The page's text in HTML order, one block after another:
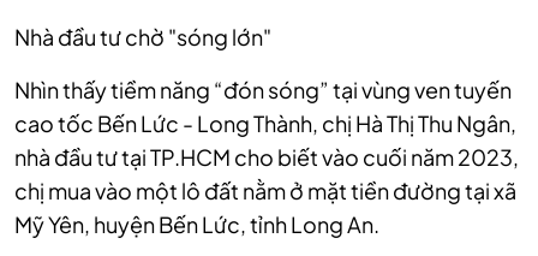
Nhà đầu tư chờ "sóng lớn"
Nhìn thấy tiềm năng “đón sóng” tại vùng ven tuyến
cao tốc Bến Lức - Long Thành, chị Hà Thị Thu Ngân,
nhà đầu tư tại TP.HCM cho biết vào cuối năm 2023,
chị mua vào một lô đất nằm ở mặt tiền đường tại xã
Mỹ Yên, huyện Bến Lức, tỉnh Long An.